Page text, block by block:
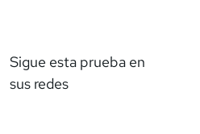
Sigue esta prueba en
sus redes